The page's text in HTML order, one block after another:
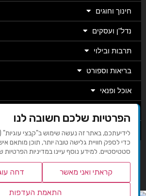
חינוך וחוגים
נדל"ן ועסקים
תרבות ובילוי
בריאות וספורט
אוכל ופנאי
מערכת
בניית אתרים EMG
הפרטיות שלכם חשובה לנו
כדי לספק חוויית גלישה טובה יותר, תוכן מותאם
סטטיסטיים. למידע נוסף עיינו במדיניות הפרטיות
קראתי ואני מאשר דחה
התאמת העדפות